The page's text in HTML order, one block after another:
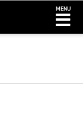
MENU